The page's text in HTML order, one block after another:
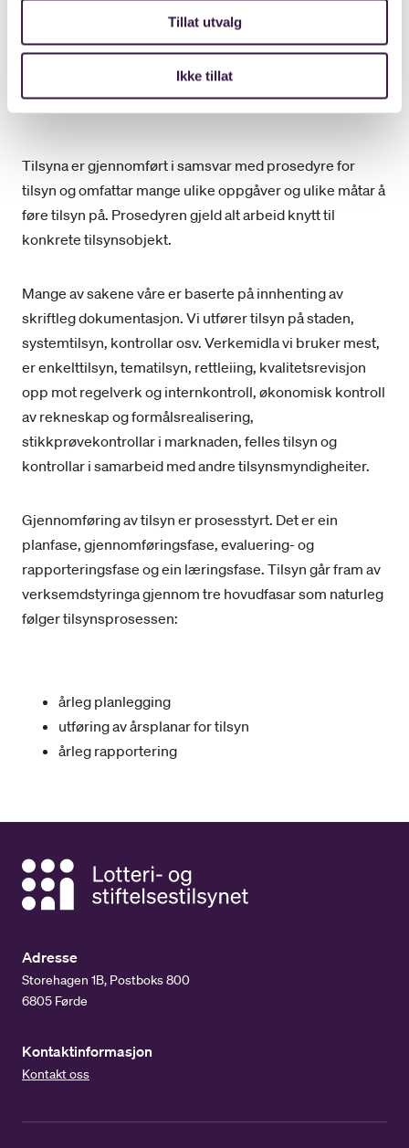
Tillat utvalg
Ikke tillat
gitt ved tidlegare tilsyn
Samordna tilsyn med andre offentlege
Tilsyna er gjennomført i samsvar med prosedyre for
tilsyn og omfattar mange ulike oppgåver og ulike måtar å
føre tilsyn på. Prosedyren gjeld alt arbeid knytt til
konkrete tilsynsobjekt.
Mange av sakene våre er baserte på innhenting av
skriftleg dokumentasjon. Vi utfører tilsyn på staden,
systemtilsyn, kontrollar osv. Verkemidla vi bruker mest,
er enkelttilsyn, tematilsyn, rettleiing, kvalitetsrevisjon
opp mot regelverk og internkontroll, økonomisk kontroll
av rekneskap og formålsrealisering,
stikkprøvekontrollar i marknaden, felles tilsyn og
kontrollar i samarbeid med andre tilsynsmyndigheiter.
Gjennomføring av tilsyn er prosesstyrt. Det er ein
planfase, gjennomføringsfase, evaluering- og
rapporteringsfase og ein læringsfase. Tilsyn går fram av
verksemdstyringa gjennom tre hovudfasar som naturleg
følger tilsynsprosessen:
årleg planlegging
utføring av årsplanar for tilsyn
årleg rapportering
Adresse
Storehagen 1B, Postboks 800
6805 Førde
Kontaktinformasjon
Kontakt oss